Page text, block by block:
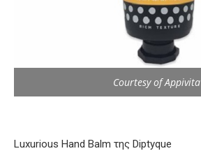
Courtesy of Appivita
Luxurious Hand Balm της Diptyque